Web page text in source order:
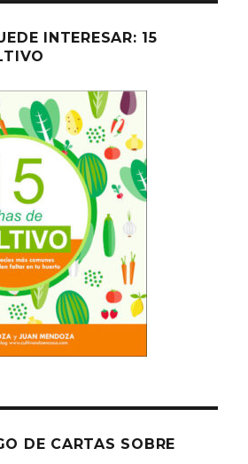
INTERESAR: 15
DE CARTAS SOBRE